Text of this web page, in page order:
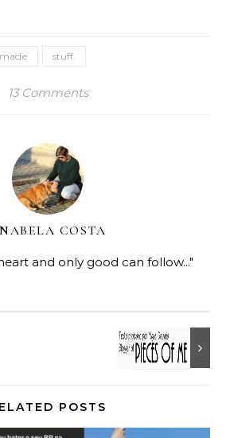
stuff.
13 Comments
COSTA
and only good can follow..."
POSTS